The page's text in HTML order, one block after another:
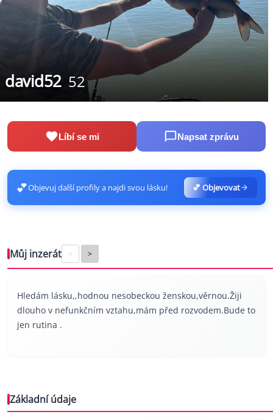
david52 52
Líbí se mi Napsat zprávu
💕Objevuj další profily a najdi svou lásku! 💕 Objevovat
Můj inzerát < >
Hledám lásku,,hodnou nesobeckou ženskou,věrnou.Žiji
dlouho v nefunkčním vztahu,mám před rozvodem.Bude to
jen rutina .
Základní údaje